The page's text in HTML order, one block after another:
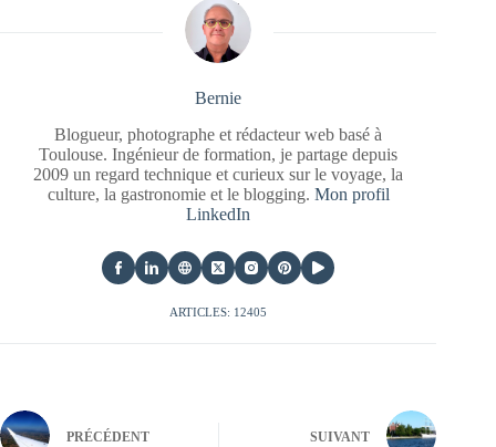
Bernie
Blogueur, photographe et rédacteur web basé à
Toulouse. Ingénieur de formation, je partage depuis
2009 un regard technique et curieux sur le voyage, la
culture, la gastronomie et le blogging. Mon profil
LinkedIn
ARTICLES: 12405
PRÉCÉDENT SUIVANT